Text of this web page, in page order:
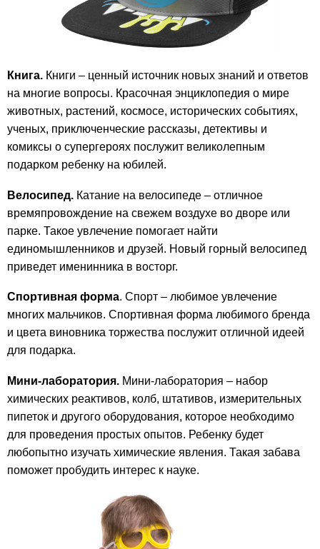
Книга. Книги – ценный источник новых знаний и ответов
на многие вопросы. Красочная энциклопедия о мире
животных, растений, космосе, исторических событиях,
ученых, приключенческие рассказы, детективы и
комиксы о супергероях послужит великолепным
подарком ребенку на юбилей.
Велосипед. Катание на велосипеде – отличное
времяпровождение на свежем воздухе во дворе или
парке. Такое увлечение помогает найти
единомышленников и друзей. Новый горный велосипед
приведет именинника в восторг.
Спортивная форма. Спорт – любимое увлечение
многих мальчиков. Спортивная форма любимого бренда
и цвета виновника торжества послужит отличной идеей
для подарка.
Мини-лаборатория. Мини-лаборатория – набор
химических реактивов, колб, штативов, измерительных
пипеток и другого оборудования, которое необходимо
для проведения простых опытов. Ребенку будет
любопытно изучать химические явления. Такая забава
поможет пробудить интерес к науке.